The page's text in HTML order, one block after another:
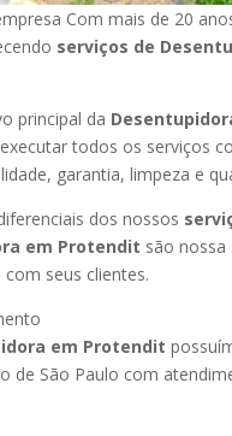
Com mais de 20
serviços de
principal da
todos os serviços
garantia, limpeza e
dos nossos
em Protendit são nossa
seus clientes.
em Protendit
de São Paulo com